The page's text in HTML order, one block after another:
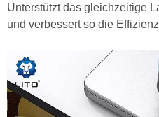
Unterstützt das gleichzeitige
und verbessert so die